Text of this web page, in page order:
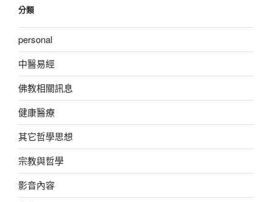
分類
personal
中醫易經
佛教相關訊息
健康醫療
其它哲學思想
宗教與哲學
影音內容